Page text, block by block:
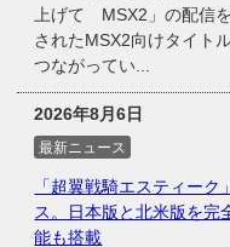
上げて MSX2」の配信
されたMSX2向けタイト
つながってい...
2026年8月6日
最新ニュース
「超翼戦騎エスティー
ス。日本版と北米版を完
能も搭載